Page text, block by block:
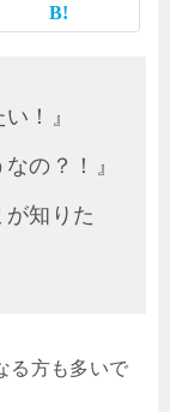
！』
の？！』
が知りた
る方も多いで